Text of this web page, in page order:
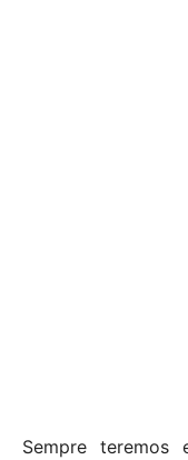
Sempre teremos